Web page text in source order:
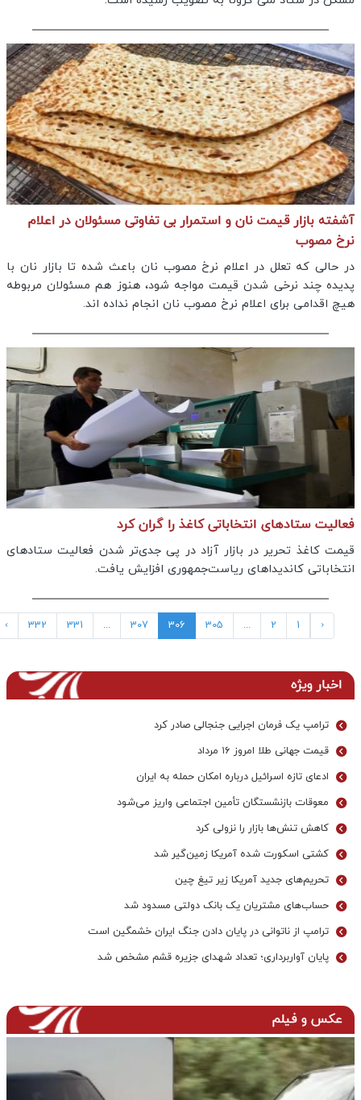
آشفته بازار قیمت نان و استمرار بی تفاوتی مسئولان در اعلام
نرخ مصوب
در حالی که تعلل در اعلام نرخ مصوب نان باعث شده تا بازار نان با
پدیده چند نرخی شدن قیمت مواجه شود، هنوز هم مسئولان مربوطه
هیچ اقدامی برای اعلام نرخ مصوب نان انجام نداده اند.
فعالیت‌ ستادهای انتخاباتی کاغذ را گران کرد
قیمت کاغذ تحریر در بازار آزاد در پی جدی‌تر شدن فعالیت ستادهای
انتخاباتی کاندیداهای ریاست‌جمهوری افزایش یافت.
‹
1
2
...
305
306
307
...
331
332
›
اخبار ویژه
ترامپ یک فرمان اجرایی جنجالی صادر کرد
قیمت جهانی طلا امروز ۱۶ مرداد
ادعای تازه اسرائیل درباره امکان حمله به ایران
معوقات بازنشستگان تأمین اجتماعی واریز می‌شود
کاهش تنش‌ها بازار را نزولی کرد
کشتی اسکورت شده آمریکا زمین‌گیر شد
تحریم‌های جدید آمریکا زیر تیغ چین
حساب‌های مشتریان یک بانک‌ دولتی مسدود شد
ترامپ از ناتوانی در پایان دادن جنگ ایران خشمگین است
پایان آواربرداری؛ تعداد شهدای جزیره قشم مشخص شد
عکس و فیلم